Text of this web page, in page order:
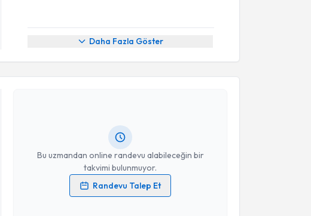
Daha Fazla Göster
Bu uzmandan online randevu alabileceğin bir
takvimi bulunmuyor.
Randevu Talep Et
Randevu Takvimi Talebi
Psk. Dan. Hanne Erusta
Kişisel verilerimin işlenmesine ilişkinAydınlatma Metni